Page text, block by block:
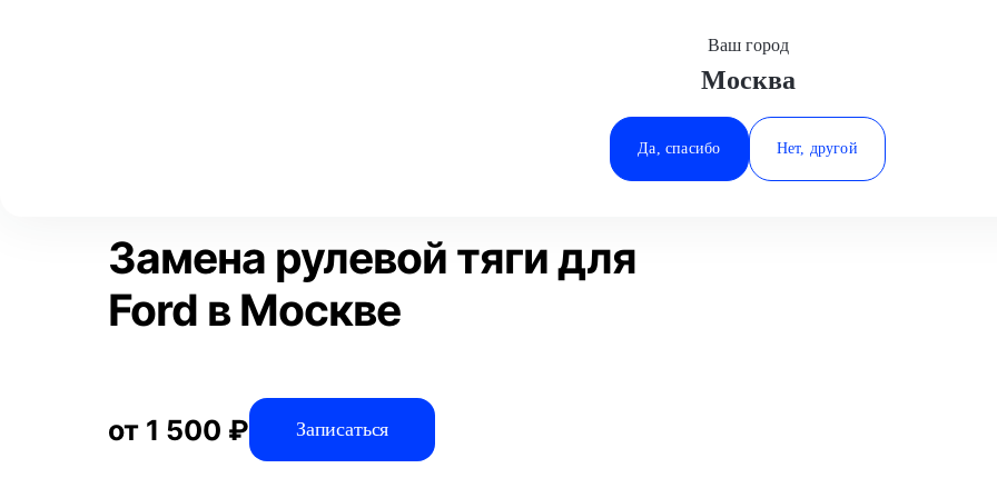
Минеральные Воды
Ростов-на-Дону
Ставрополь
Ваш город
Москва
Да, спасибо Нет, другой
Замена рулевой тяги Ford
Статьи
Замена рулевой тяги для
Ford в Москве
от 1 500 ₽ Записаться